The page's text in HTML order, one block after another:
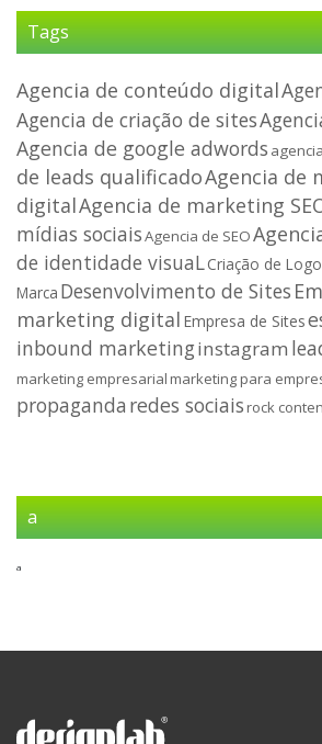
Tags
Agencia de conteúdo digital
Agencia de criação de sites
Agencia de google adwords
de leads qualificadoAgencia de
digitalAgencia de marketing
mídias sociaisAgencia de SEO
de identidade visuaLCriação de
Marca Desenvolvimento de Sites
marketing digital Empresa de Sites
inbound marketinginstagram
marketing empresarial marketing para
propaganda redes sociais rock
a
a